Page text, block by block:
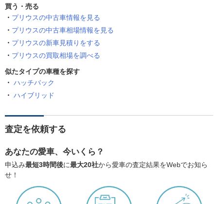
買う・売る
プリウスの中古車情報を見る
プリウスの中古車相場情報を見る
プリウスの新車見積りをする
プリウスの買取相場を調べる
似たタイプの車種を探す
ハッチバック
ハイブリッド
査定を依頼する
あなたの愛車、今いくら？
申込み最短3時間後に最大20社から愛車の査定結果をWebでお知ら
せ！